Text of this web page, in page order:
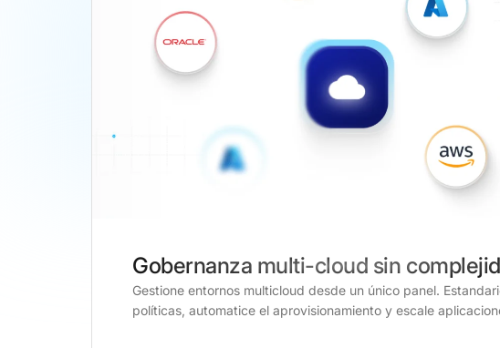
Gobernanza multi-cloud sin
Gestione entornos multicloud desde un único panel.
políticas, automatice el aprovisionamiento y escale